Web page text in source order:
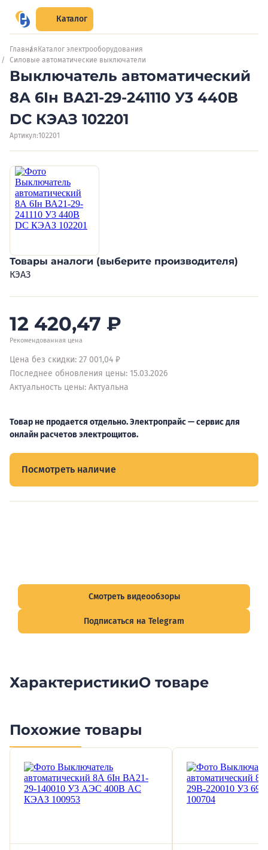
Каталог
Главная Каталог электрооборудования
Силовые автоматические выключатели
Выключатель автоматический
8А 6Iн ВА21-29-241110 У3 440В
DC КЭАЗ 102201
Артикул:102201
Товары аналоги (выберите производителя)
КЭАЗ
12 420,47 ₽
Рекомендованная цена
Цена без скидки: 27 001,04 ₽
Последнее обновления цены: 15.03.2026
Актуальность цены: Актуальна
Товар не продается отдельно. Электропрайс — сервис для
онлайн расчетов электрощитов.
Посмотреть наличие
Смотреть видеообзоры
Подписаться на Telegram
ХарактеристикиО товаре
Похожие товары